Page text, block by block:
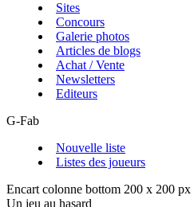
Sites
Concours
Galerie photos
Articles de blogs
Achat / Vente
Newsletters
Editeurs
G-Fab
Nouvelle liste
Listes des joueurs
Encart colonne bottom 200 x 200 px
Un jeu au hasard